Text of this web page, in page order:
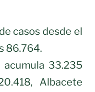
casos desde el
86.764.
acumula 33.235
Albacete